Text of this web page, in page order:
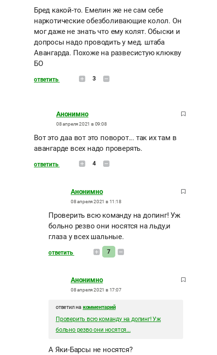
Бред какой-то. Емелин же не сам себе
наркотические обезболивающие колол. Он
мог даже не знать что ему колят. Обыски и
допросы надо проводить у мед. штаба
Авангарда. Похоже на развесистую клюкву
БО
ответить 3
Анонимно
08 апреля 2021 в 09:08
Вот это даа вот это поворот... так их там в
авангарде всех надо проверять.
ответить 4
Анонимно
08 апреля 2021 в 11:18
Проверить всю команду на допинг! Уж
больно резво они носятся на льду,и
глаза у всех шальные.
ответить 7
Анонимно
08 апреля 2021 в 17:07
ответил на комментарий
Проверить всю команду на допинг! Уж
больно резво они носятся...
А Яки-Барсы не носятся?